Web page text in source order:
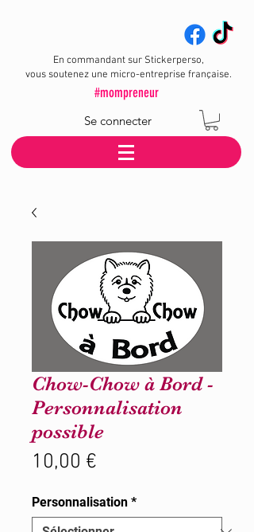
En commandant sur Stickerperso,
vous soutenez une micro-entreprise française.
#mompreneur
Se connecter
Chow-Chow à Bord -
Personnalisation
possible
10,00 €
Personnalisation *